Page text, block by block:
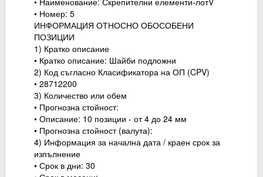
• Номер: 5
ИНФОРМАЦИЯ ОТНОСНО ОБОСОБЕНИ
ПОЗИЦИИ
1) Кратко описание
• Кратко описание: Шайби подложни
2) Код съгласно Класификатора на ОП (CPV)
• 28712200
3) Количество или обем
• Прогнозна стойност:
• Описание: 10 позиции - от 4 до 24 мм
• Прогнозна стойност (валута):
4) Информация за начална дата / краен срок за
изпълнение
• Срок в дни: 30